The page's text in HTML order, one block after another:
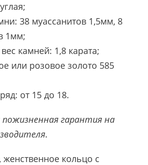
38 муассанитов 1,5мм, 8
1мм;
камней: 1,8 карата;
или розовое золото 585
от 15 до 18.
гарантия на
.
кольцо с